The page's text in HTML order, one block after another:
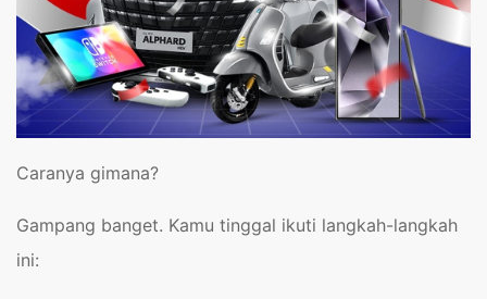
Caranya gimana?
Gampang banget. Kamu tinggal ikuti langkah-langkah
ini: